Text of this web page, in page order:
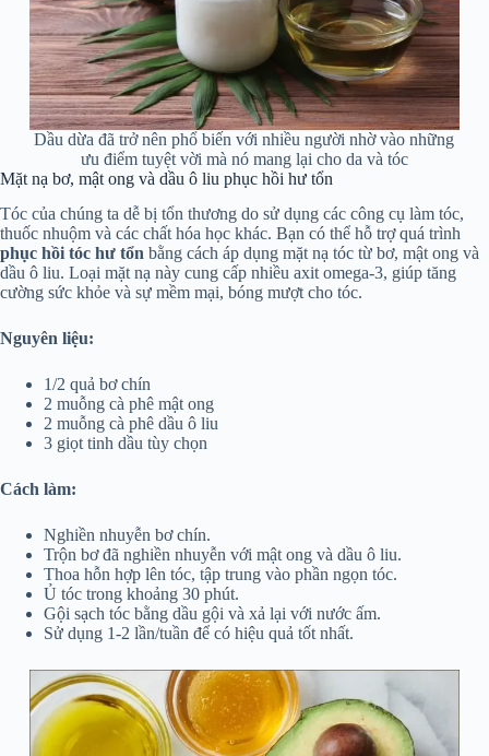
Dầu dừa đã trở nên phổ biến với nhiều người nhờ vào những
ưu điểm tuyệt vời mà nó mang lại cho da và tóc
Mặt nạ bơ, mật ong và dầu ô liu phục hồi hư tổn
Tóc của chúng ta dễ bị tổn thương do sử dụng các công cụ làm tóc,
thuốc nhuộm và các chất hóa học khác. Bạn có thể hỗ trợ quá trình
phục hồi tóc hư tổn bằng cách áp dụng mặt nạ tóc từ bơ, mật ong và
dầu ô liu. Loại mặt nạ này cung cấp nhiều axit omega-3, giúp tăng
cường sức khỏe và sự mềm mại, bóng mượt cho tóc.
Nguyên liệu:
1/2 quả bơ chín
2 muỗng cà phê mật ong
2 muỗng cà phê dầu ô liu
3 giọt tinh dầu tùy chọn
Cách làm:
Nghiền nhuyễn bơ chín.
Trộn bơ đã nghiền nhuyễn với mật ong và dầu ô liu.
Thoa hỗn hợp lên tóc, tập trung vào phần ngọn tóc.
Ủ tóc trong khoảng 30 phút.
Gội sạch tóc bằng dầu gội và xả lại với nước ấm.
Sử dụng 1-2 lần/tuần để có hiệu quả tốt nhất.